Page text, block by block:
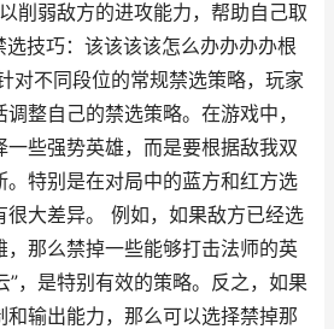
削弱敌方的进攻能力，帮助自己取
技巧：该该该该怎么办办办办根
对不同段位的常规禁选策略，玩家
整自己的禁选策略。在游戏中，
些强势英雄，而是要根据敌我双
。特别是在对局中的蓝方和红方选
很大差异。 例如，如果敌方已经选
那么禁掉一些能够打击法师的英
”，是特别有效的策略。反之，如果
和输出能力，那么可以选择禁掉那